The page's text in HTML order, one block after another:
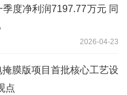
度净利润7197.77万元 同
2026-04-23
掩膜版项目首批核心工艺设
点